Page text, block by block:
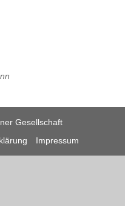
Gesellschaft
Impressum